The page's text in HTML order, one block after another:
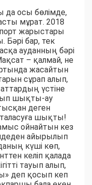
осы бөлімде,
мұрат. 2018
жарыстары
Бәрі бар, тек
ауданның бәрі
– қалмай, не
жасайтын
сұрап алып,
аттардың үстіне
шықты-ау
деген
шықты!
ойнайтын кез
айырылып
күші көп,
келіп қалада
тауып алып,
деп қосып кеп